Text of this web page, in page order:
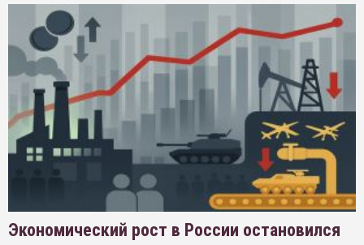
Экономический рост в России остановился